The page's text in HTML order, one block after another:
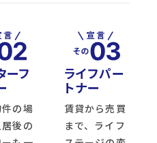
ーフ
の場
後の
ライフパー
トナー
賃貸から売買
まで、ライフ